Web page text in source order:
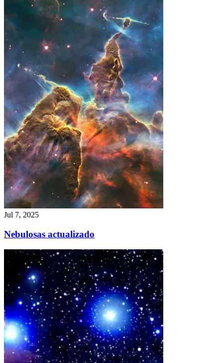
Jul 7, 2025
Nebulosas actualizado